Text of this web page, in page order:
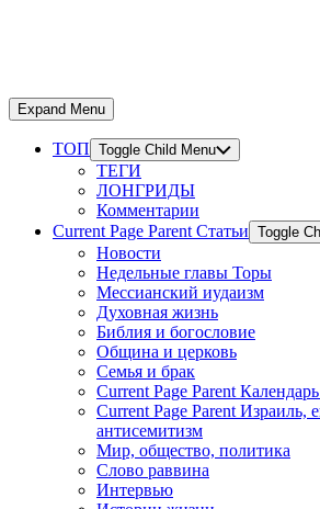
Expand Menu
ТОП Toggle Child Menu
ТЕГИ
ЛОНГРИДЫ
Комментарии
Current Page Parent Статьи Toggle
Новости
Недельные главы Торы
Мессианский иудаизм
Духовная жизнь
Библия и богословие
Община и церковь
Семья и брак
Current Page Parent
Current Page Parent Израиль,
антисемитизм
Мир, общество, политика
Слово раввина
Интервью